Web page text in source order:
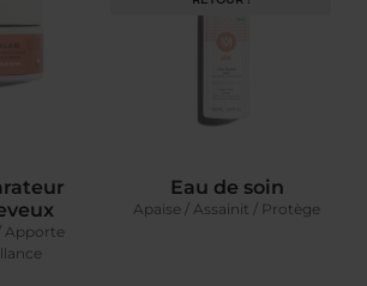
Apporte
Eau de soin
Apaise / Assainit / Protège